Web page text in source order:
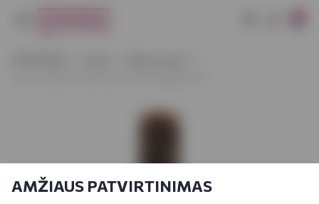
AMŽIAUS PATVIRTINIMAS